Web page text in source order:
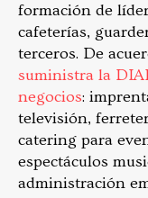
formación de
cafeterías,
terceros. De
suministra la
negocios:
televisión,
catering para
espectáculos
administración